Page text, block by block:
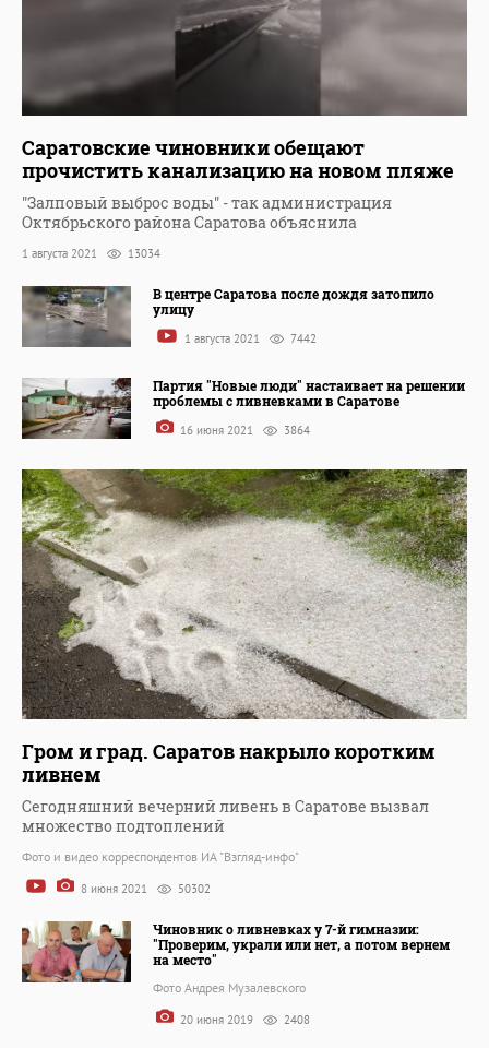
Саратовские чиновники обещают
прочистить канализацию на новом пляже
"Залповый выброс воды" - так администрация
Октябрьского района Саратова объяснила
1 августа 2021 13034
В центре Саратова после дождя затопило
улицу
1 августа 2021 7442
Партия "Новые люди" настаивает на решении
проблемы с ливневками в Саратове
16 июня 2021 3864
Гром и град. Саратов накрыло коротким
ливнем
Сегодняшний вечерний ливень в Саратове вызвал
множество подтоплений
Фото и видео корреспондентов ИА "Взгляд-инфо"
8 июня 2021 50302
Чиновник о ливневках у 7-й гимназии:
"Проверим, украли или нет, а потом вернем
на место"
Фото Андрея Музалевского
20 июня 2019 2408